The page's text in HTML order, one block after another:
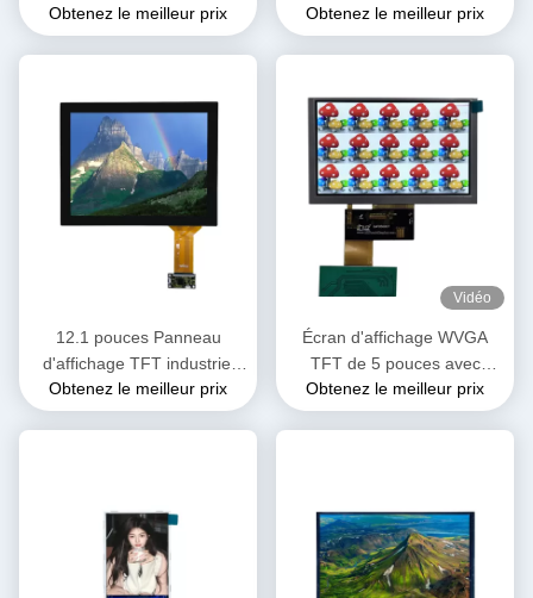
tactile capacitif 1024 x 768
pixels
Obtenez le meilleur prix
RGB transmise 350cd
Obtenez le meilleur prix
12.1 pouces Panneau
d'affichage TFT industriel
1024 * 768 pixels 425 Nit
Haute luminosité
Obtenez le meilleur prix
Vidéo
Écran d'affichage WVGA
TFT de 5 pouces avec
connecteur FPC à interface
RVB
Obtenez le meilleur prix